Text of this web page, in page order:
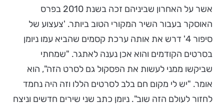
אשר על האחרון שביניהם זכה בשנת 2010 בפרס
האוסקר בעבור השיר המקורי הטוב ביותר. 'צעצוע של
סיפור 4' דרש את אותה ערכת קסמים שהביא עמו ניומן
בסרטים הקודמים והוא אכן נענה לאתגר. "שמחתי
שביקשו ממני לעשות את הפסקול גם לסרט הזה", הוא
אומר. "יש לי מקום חם בלב לסרטים הללו וזה היה נחמד
לחזור לעולם הזה שוב". ניומן כתב שני שירים חדשים וניצח